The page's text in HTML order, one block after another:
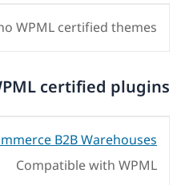
WPML certified themes.
certified plugins
B2B Warehouses
Compatible with WPML